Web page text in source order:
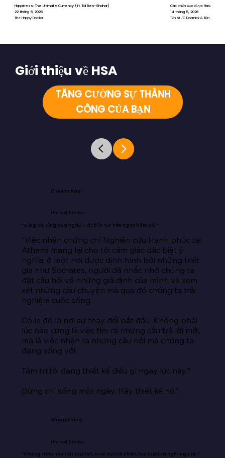
Happiness: The Ultimate Currency (ft. Tal Ben-Shahar)
22 tháng 5, 2026
The Happy Doctor
Các chiến lược được Harvard
14 tháng 5, 2026
Tiến sĩ JC Doornick & Tiến sĩ Tal
TĂNG CƯỜNG SỰ THÀNH
CÔNG CỦA BẠN
Giới thiệu về HSA
Cheena Kaul
United States
“Đừng chỉ sống qua ngày. Hãy kiến tạo nên ngày hôm đó.”
“Việc nhận chứng chỉ Nghiên cứu Hạnh phúc tại
Athens mang lại cho tôi cảm giác đặc biệt ý
nghĩa, ở một nơi được định hình bởi những triết
gia như Socrates, người đã nhắc nhở chúng ta
đặt câu hỏi về những giả định của mình và xem
xét những câu chuyện mà qua đó chúng ta trải
nghiệm cuộc sống.
Có lẽ đó là nơi sự thay đổi bắt đầu. Không phải
lúc nào cũng là việc tìm ra những câu trả lời mới,
mà là việc nhận ra những câu hỏi mà chúng ta
đang sống với.
Tâm trí tôi đang thiết kế điều gì ngay lúc này?
Đừng chỉ sống một ngày. Hãy thiết kế nó.”
Charis Irving
United States
“Chương trình này thật tuyệt vời, cả về mặt cá nhân, học thuật và nghề nghiệp.”